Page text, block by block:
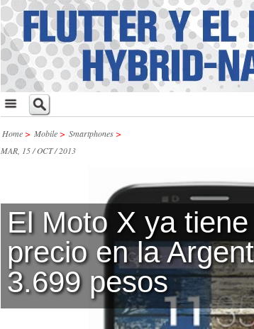
Home> Mobile> Smartphones>
MAR, 15 / OCT / 2013
El Moto X ya tiene
precio en la
3.699 pesos